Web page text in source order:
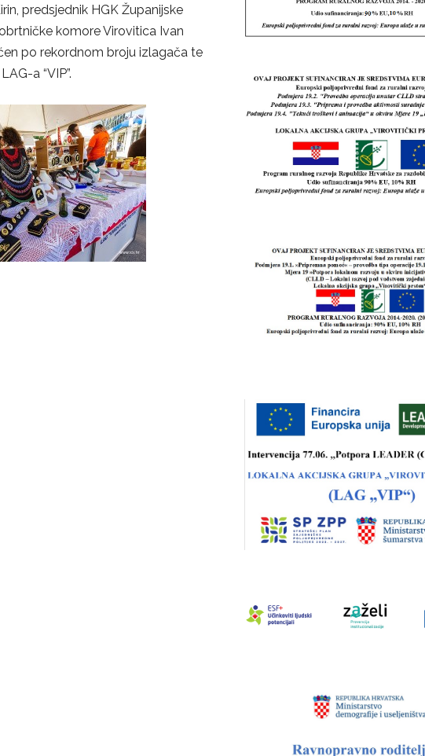
predsjednik HGK Županijske
komore Virovitica Ivan
po rekordnom broju izlagača te
a “VIP”.